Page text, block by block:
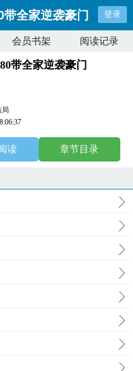
全家逆袭豪门 登录
会员书架 阅读记录
带全家逆袭豪门
局
读 章节目录